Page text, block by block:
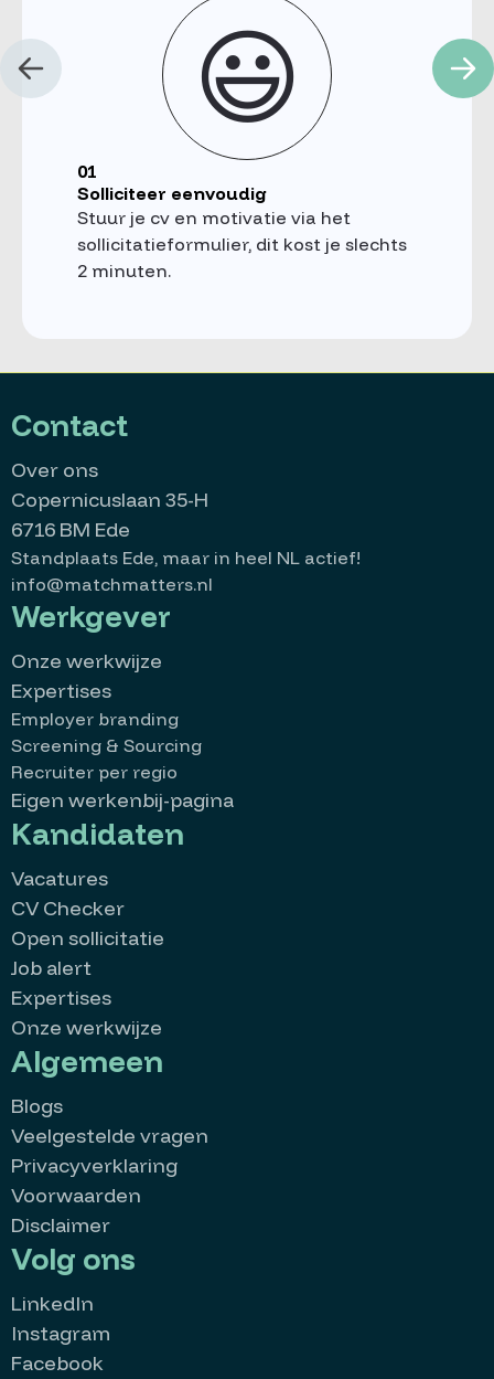
😃
01
Solliciteer eenvoudig
Stuur je cv en motivatie via het
sollicitatieformulier, dit kost je slechts
2 minuten.
Contact
Over ons
Copernicuslaan 35-H
6716 BM Ede
Standplaats Ede, maar in heel NL actief!
info@matchmatters.nl
Werkgever
Onze werkwijze
Expertises
Employer branding
Screening & Sourcing
Recruiter per regio
Eigen werkenbij-pagina
Kandidaten
Vacatures
CV Checker
Open sollicitatie
Job alert
Expertises
Onze werkwijze
Algemeen
Blogs
Veelgestelde vragen
Privacyverklaring
Voorwaarden
Disclaimer
Volg ons
LinkedIn
Instagram
Facebook